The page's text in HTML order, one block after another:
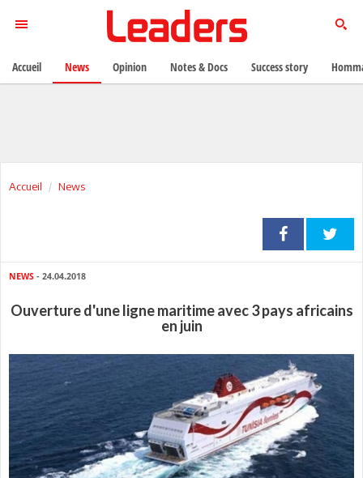
Accueil News
NEWS - 24.04.2018
Ouverture d'une ligne maritime avec 3 pays africains
en juin
Accueil News Opinion Notes & Docs Success story